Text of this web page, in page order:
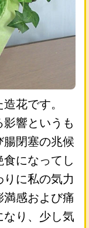
花です。
響というも
閉塞の兆候
になってし
に私の気力
満感および痛
り、少し気